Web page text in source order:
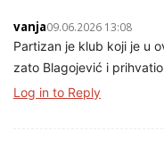
vanja09.06.2026 13:08
Partizan je klub koji je u
zato Blagojević i
Log in to Reply